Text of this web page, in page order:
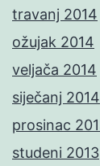
travanj 2014
ožujak 2014
veljača 2014
siječanj 2014
prosinac
studeni 2013